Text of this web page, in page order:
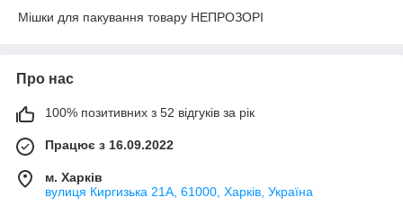
Мішки для пакування товару НЕПРОЗОРІ
Про нас
100% позитивних з 52 відгуків за рік
Працює з 16.09.2022
м. Харків
вулиця Киргизька 21А, 61000, Харків, Україна